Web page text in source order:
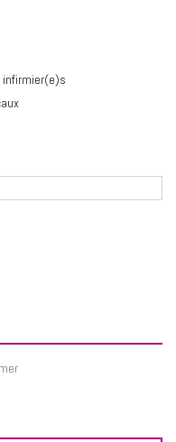
infirmier(e)s